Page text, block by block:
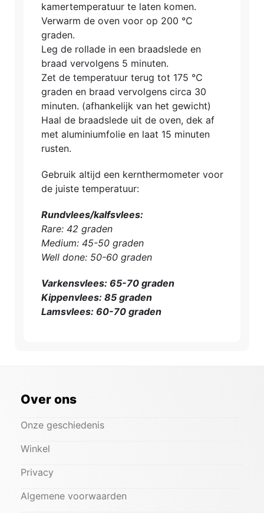
kamertemperatuur te laten komen.
Verwarm de oven voor op 200 ℃
graden.
Leg de rollade in een braadslede en
braad vervolgens 5 minuten.
Zet de temperatuur terug tot 175 ℃
graden en braad vervolgens circa 30
minuten. (afhankelijk van het gewicht)
Haal de braadslede uit de oven, dek af
met aluminiumfolie en laat 15 minuten
rusten.
Gebruik altijd een kernthermometer voor
de juiste temperatuur:
Rundvlees/kalfsvlees:
Rare: 42 graden
Medium: 45-50 graden
Well done: 50-60 graden
Varkensvlees: 65-70 graden
Kippenvlees: 85 graden
Lamsvlees: 60-70 graden
Over ons
Onze geschiedenis
Winkel
Privacy
Algemene voorwaarden